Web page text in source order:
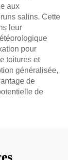
aux
salins. Cette
leur
pour
toitures et
généralisée,
de
de